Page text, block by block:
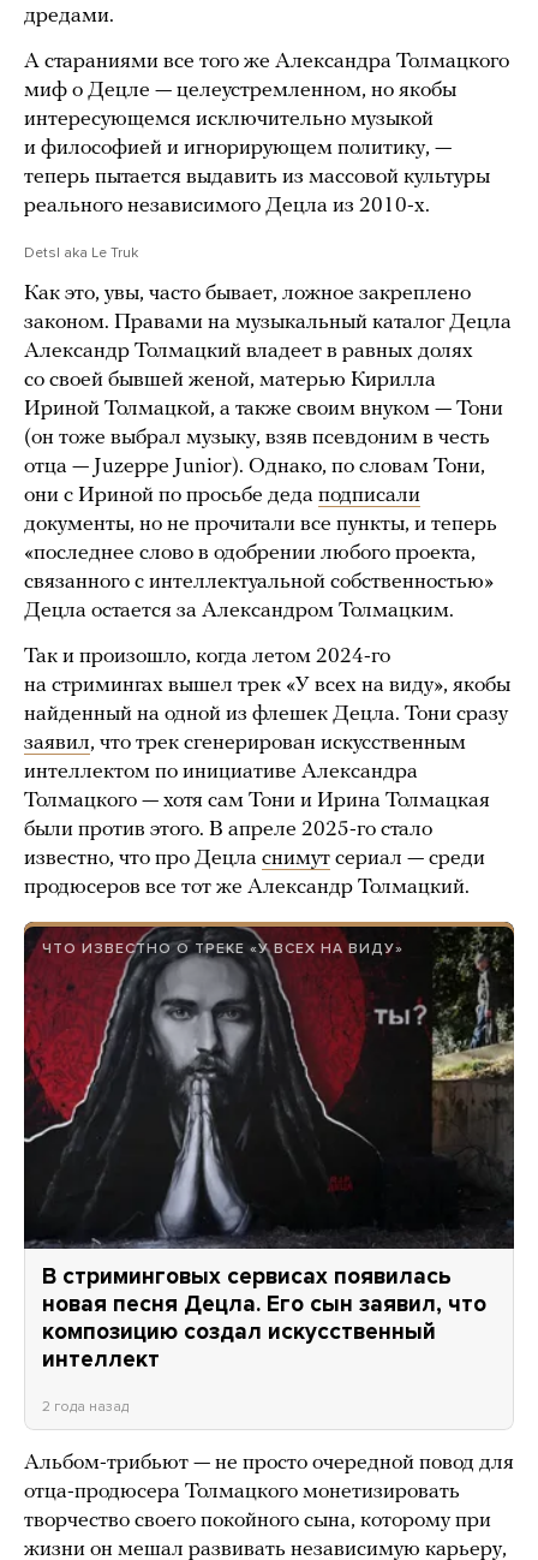
дредами.
А стараниями все того же Александра Толмацкого
миф о Децле — целеустремленном, но якобы
интересующемся исключительно музыкой
и философией и игнорирующем политику, —
теперь пытается выдавить из массовой культуры
реального независимого Децла из 2010-х.
Detsl aka Le Truk
Как это, увы, часто бывает, ложное закреплено
законом. Правами на музыкальный каталог Децла
Александр Толмацкий владеет в равных долях
со своей бывшей женой, матерью Кирилла
Ириной Толмацкой, а также своим внуком — Тони
(он тоже выбрал музыку, взяв псевдоним в честь
отца — Juzeppe Junior). Однако, по словам Тони,
они с Ириной по просьбе деда подписали
документы, но не прочитали все пункты, и теперь
«последнее слово в одобрении любого проекта,
связанного с интеллектуальной собственностью»
Децла остается за Александром Толмацким.
Так и произошло, когда летом 2024-го
на стримингах вышел трек «У всех на виду», якобы
найденный на одной из флешек Децла. Тони сразу
заявил, что трек сгенерирован искусственным
интеллектом по инициативе Александра
Толмацкого — хотя сам Тони и Ирина Толмацкая
были против этого. В апреле 2025-го стало
известно, что про Децла снимут сериал — среди
продюсеров все тот же Александр Толмацкий.
ЧТО ИЗВЕСТНО О ТРЕКЕ «У ВСЕХ НА ВИДУ»
В стриминговых сервисах появилась
новая песня Децла. Его сын заявил, что
композицию создал искусственный
интеллект
2 года назад
Альбом-трибьют — не просто очередной повод для
отца-продюсера Толмацкого монетизировать
творчество своего покойного сына, которому при
жизни он мешал развивать независимую карьеру,